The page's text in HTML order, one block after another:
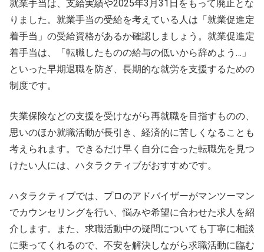
就業手当は、支給実績や2025年3月31日をもって廃止とな
りました。就業手当の受給を考えている人は「就業促進定
着手当」の受給資格があるか確認しましょう。就業促進定
着手当は、「転職したものの給与の低いから辞めよう…」
といった早期退職を防ぎ、長期的な就労を支援するための
制度です。
失業保険などの支援を受けながら再就職を目指すものの、
思いのほか就職活動が長引き、経済的に苦しくなることも
考えられます。できるだけ早く自分に合った転職先を見つ
けたい人には、ハタラクティブがおすすめです。
ハタラクティブでは、プロのアドバイザーがマンツーマン
でカウンセリングを行い、悩みや希望に合わせた求人を紹
介します。また、求職活動中の疑問についても丁寧に相談
に乗ってくれるので、不安を解決しながら求職活動に臨む